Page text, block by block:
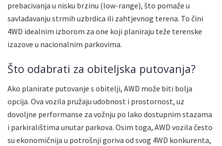
prebacivanja u nisku brzinu (low-range), što pomaže u
savladavanju strmih uzbrdica ili zahtjevnog terena. To čini
4WD idealnim izborom za one koji planiraju teže terenske
izazove u nacionalnim parkovima.
Što odabrati za obiteljska putovanja?
Ako planirate putovanje s obitelji, AWD može biti bolja
opcija. Ova vozila pružaju udobnost i prostornost, uz
dovoljne performanse za vožnju po lako dostupnim stazama
i parkiralištima unutar parkova. Osim toga, AWD vozila često
su ekonomičnija u potrošnji goriva od svog 4WD konkurenta,